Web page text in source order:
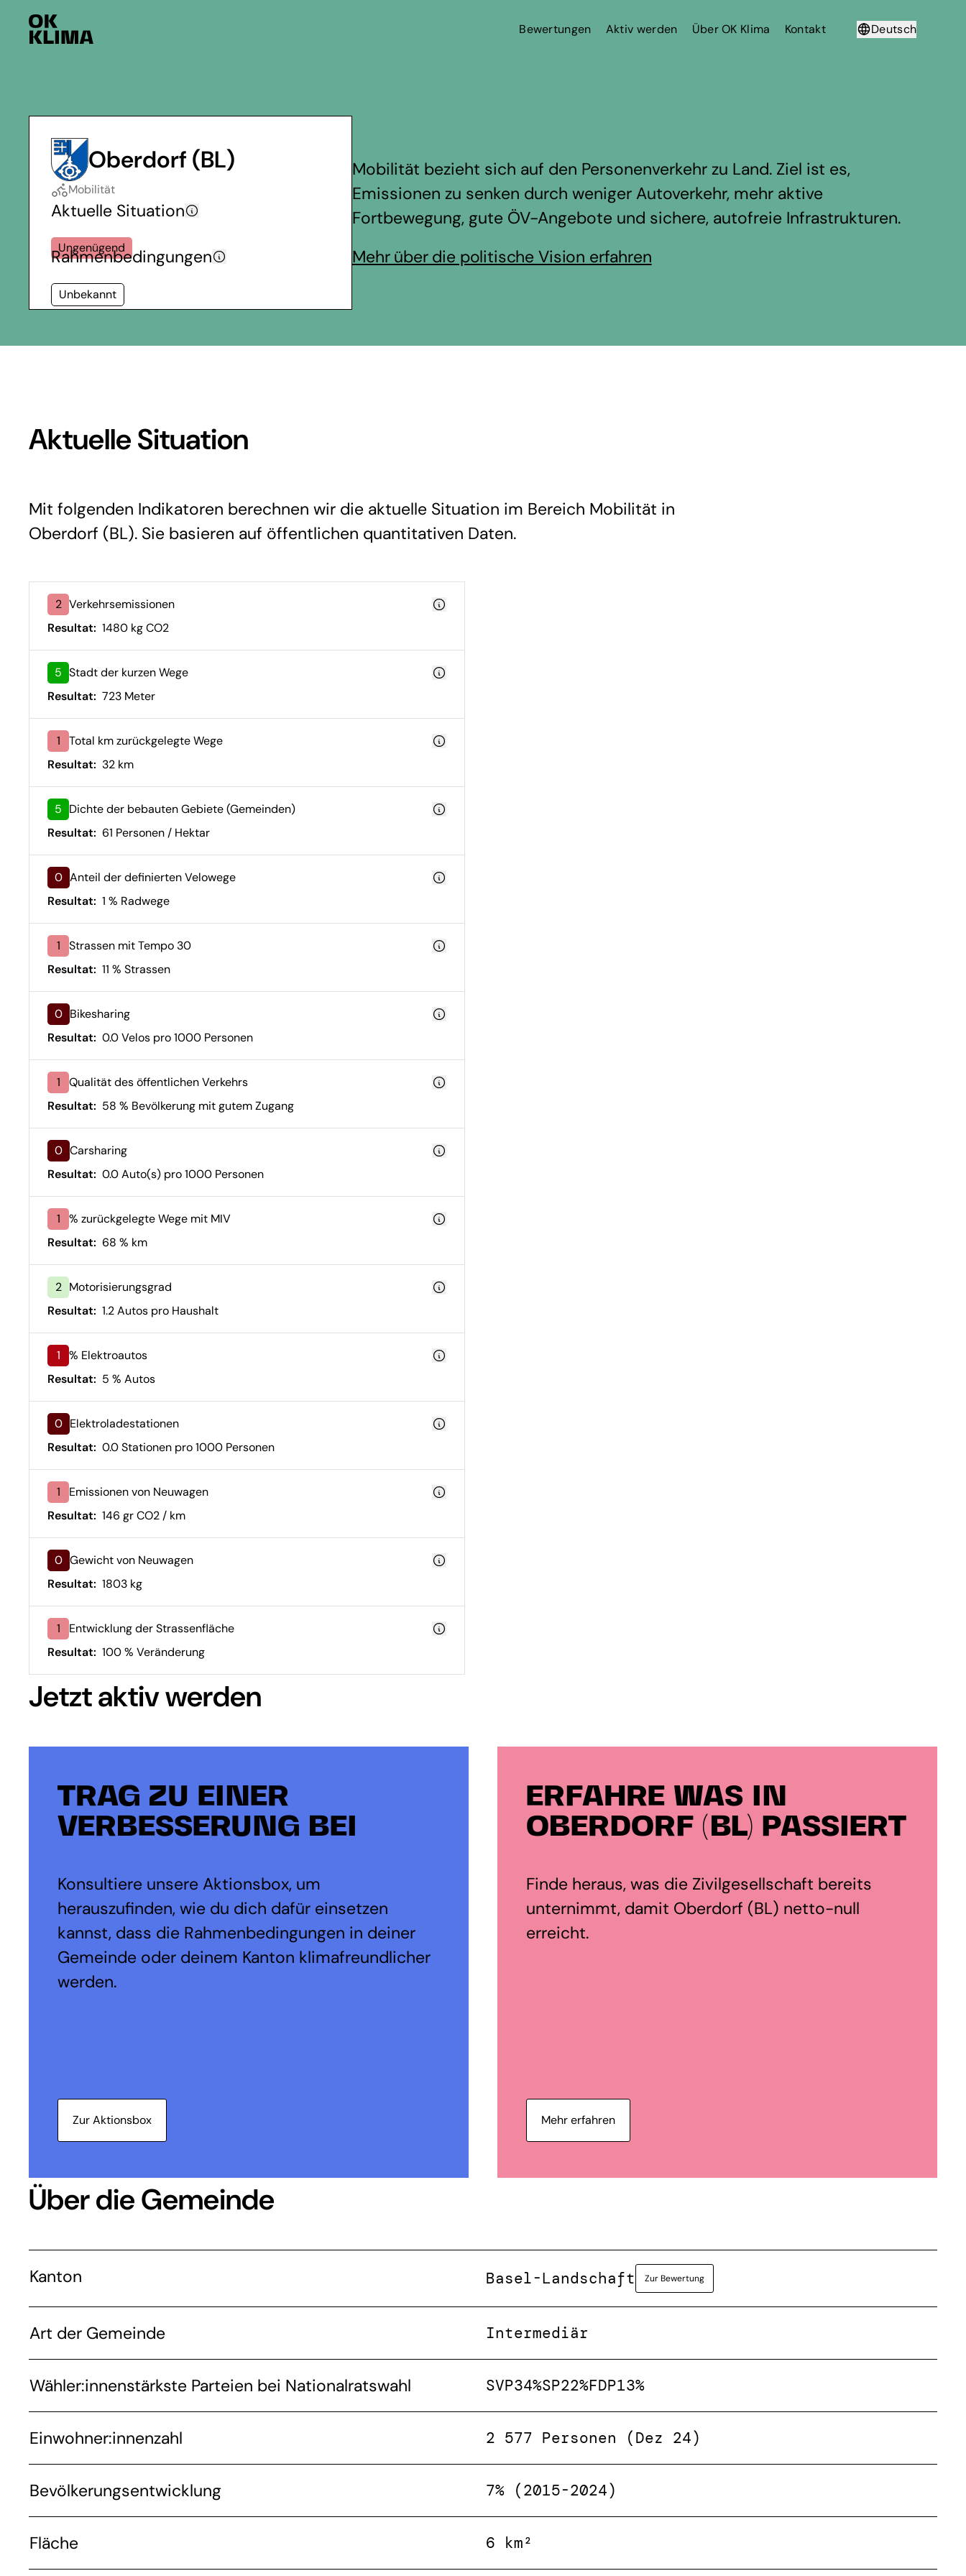
Bewertungen Aktiv werden Über OK Klima Kontakt
Deutsch
Oberdorf (BL)
Mobilität
Aktuelle Situation
Ungenügend
Rahmenbedingungen
Unbekannt
Mobilität bezieht sich auf den Personenverkehr zu Land. Ziel ist es,
Emissionen zu senken durch weniger Autoverkehr, mehr aktive
Fortbewegung, gute ÖV-Angebote und sichere, autofreie Infrastrukturen.
Mehr über die politische Vision erfahren
Aktuelle Situation
Mit folgenden Indikatoren berechnen wir die aktuelle Situation im Bereich Mobilität in
Oberdorf (BL). Sie basieren auf öffentlichen quantitativen Daten.
2 Verkehrsemissionen
Resultat: 1480 kg CO2
5 Stadt der kurzen Wege
Resultat: 723 Meter
1
Total km zurückgelegte Wege
Resultat: 32 km
5 Dichte der bebauten Gebiete (Gemeinden)
Resultat: 61 Personen / Hektar
0 Anteil der definierten Velowege
Resultat: 1 % Radwege
1
Strassen mit Tempo 30
Resultat: 11 % Strassen
0 Bikesharing
Resultat: 0.0 Velos pro 1000 Personen
1
Qualität des öffentlichen Verkehrs
Resultat: 58 % Bevölkerung mit gutem Zugang
0 Carsharing
Resultat: 0.0 Auto(s) pro 1000 Personen
1
% zurückgelegte Wege mit MIV
Resultat: 68 % km
2 Motorisierungsgrad
Resultat: 1.2 Autos pro Haushalt
1
% Elektroautos
Resultat: 5 % Autos
0 Elektroladestationen
Resultat: 0.0 Stationen pro 1000 Personen
1
Emissionen von Neuwagen
Resultat: 146 gr CO2 / km
0 Gewicht von Neuwagen
Resultat: 1803 kg
1
Entwicklung der Strassenfläche
Resultat: 100 % Veränderung
Jetzt aktiv werden
TRAG ZU EINER
VERBESSERUNG BEI
Konsultiere unsere Aktionsbox, um
herauszufinden, wie du dich dafür einsetzen
kannst, dass die Rahmenbedingungen in deiner
Gemeinde oder deinem Kanton klimafreundlicher
werden.
Zur Aktionsbox
ERFAHRE WAS IN
OBERDORF (BL) PASSIERT
Finde heraus, was die Zivilgesellschaft bereits
unternimmt, damit Oberdorf (BL) netto-null
erreicht.
Mehr erfahren
Über die Gemeinde
Kanton Basel-Landschaft Zur Bewertung
Art der Gemeinde Intermediär
Wähler:innenstärkste Parteien bei Nationalratswahl SVP34%SP22%FDP13%
Einwohner:innenzahl 2 577 Personen (Dez 24)
Bevölkerungsentwicklung 7% (2015-2024)
Fläche 6 km²